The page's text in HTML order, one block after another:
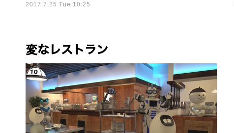
2017.7.25 Tue 10:25
変なレストラン